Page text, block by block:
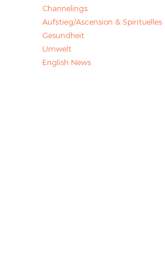
Channelings
Aufstieg/Ascension & Spirituelles
Gesundheit
Umwelt
English News